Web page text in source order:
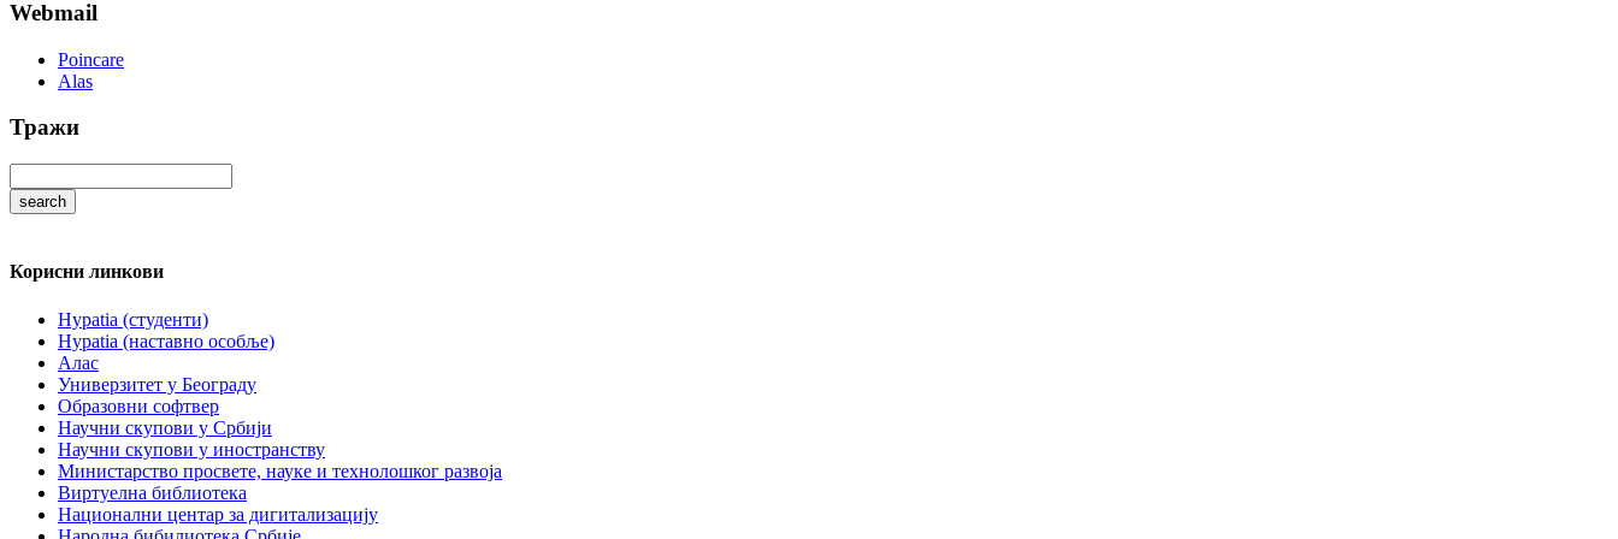
Webmail
Poincare
Alas
Тражи
Корисни линкови
Hypatia (студенти)
Hypatia (наставно особље)
Алас
Универзитет у Београду
Образовни софтвер
Научни скупови у Србији
Научни скупови у иностранству
Министарство просвете, науке и технолошког развоја
Виртуелна библиотека
Национални центар за дигитализацију